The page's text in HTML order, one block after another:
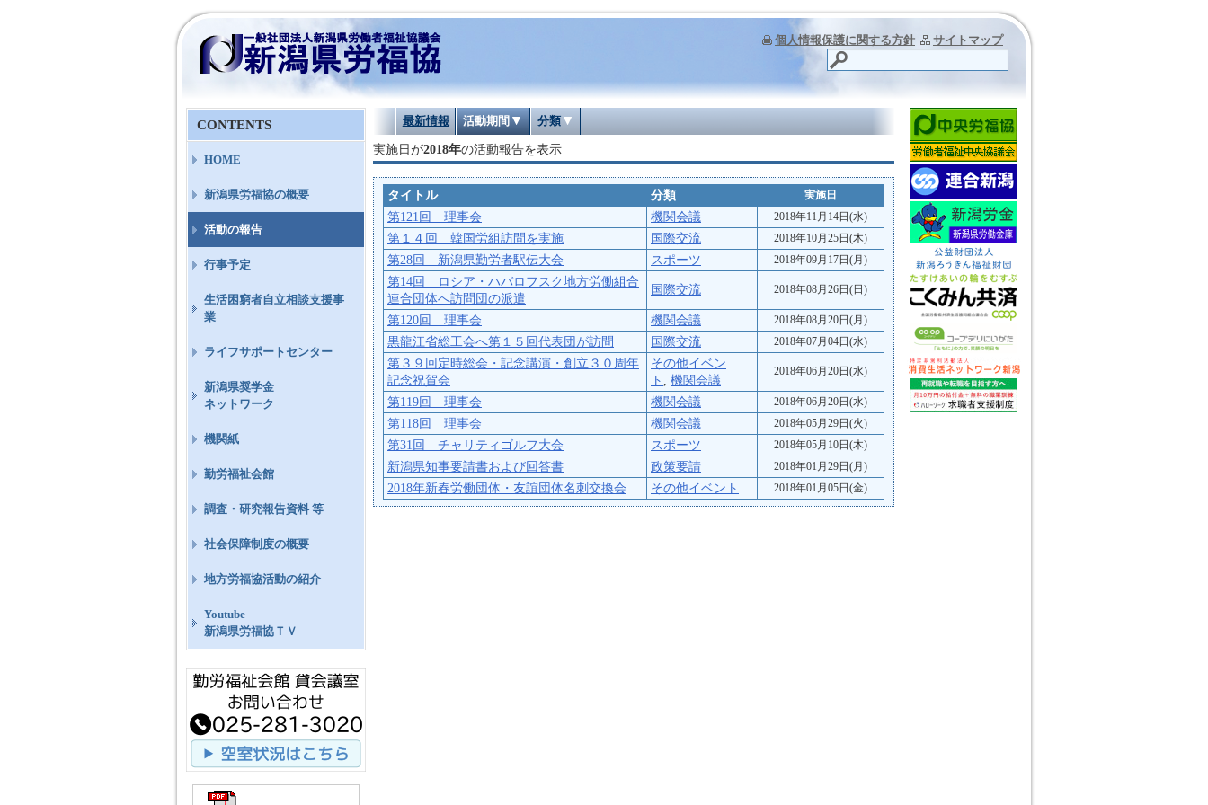
個人情報保護に関する方針 サイトマップ
最新情報 活動期間 分類
実施日が2018年の活動報告を表示
タイトル 分類 実施日
第121回 理事会 機関会議 2018年11月14日(水)
第１４回 韓国労組訪問を実施 国際交流 2018年10月25日(木)
第28回 新潟県勤労者駅伝大会 スポーツ 2018年09月17日(月)
第14回 ロシア・ハバロフスク地方労働組合
連合団体へ訪問団の派遣
国際交流 2018年08月26日(日)
第120回 理事会 機関会議 2018年08月20日(月)
黒龍江省総工会へ第１５回代表団が訪問 国際交流 2018年07月04日(水)
第３９回定時総会・記念講演・創立３０周年
記念祝賀会
その他イベン
ト
機関会議
2018年06月20日(水)
第119回 理事会 機関会議 2018年06月20日(水)
第118回 理事会 機関会議 2018年05月29日(火)
第31回 チャリティゴルフ大会 スポーツ 2018年05月10日(木)
新潟県知事要請書および回答書 政策要請 2018年01月29日(月)
2018年新春労働団体・友誼団体名刺交換会 その他イベント 2018年01月05日(金)
CONTENTS
HOME
新潟県労福協の概要
活動の報告
行事予定
生活困窮者自立相談支援事
業
ライフサポートセンター
新潟県奨学金
ネットワーク
機関紙
勤労福祉会館
調査・研究報告資料 等
社会保障制度の概要
地方労福協活動の紹介
Youtube
新潟県労福協ＴＶ